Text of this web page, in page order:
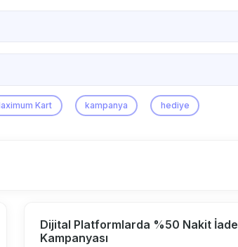
Kart kampanya hediye
Dijital Platformlarda %50 Nakit İade
Kampanyası